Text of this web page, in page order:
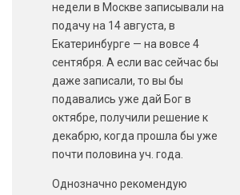
недели в Москве записывали на
подачу на 14 августа, в
Екатеринбурге — на вовсе 4
сентября. А если вас сейчас бы
даже записали, то вы бы
подавались уже дай Бог в
октябре, получили решение к
декабрю, когда прошла бы уже
почти половина уч. года.
Однозначно рекомендую